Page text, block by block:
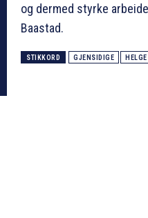
og dermed styrke
Baastad.
STIKKORD GJENSIDIGE